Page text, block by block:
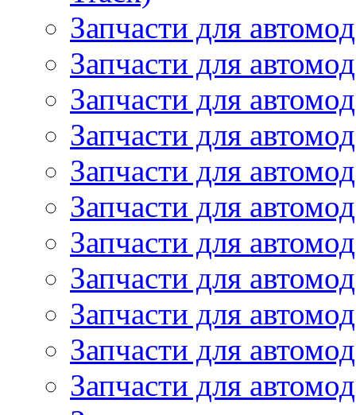
Запчасти для
Запчасти для
Запчасти для
Запчасти для
Запчасти для
Запчасти для
Запчасти для
Запчасти для
Запчасти для
Запчасти для
Запчасти для